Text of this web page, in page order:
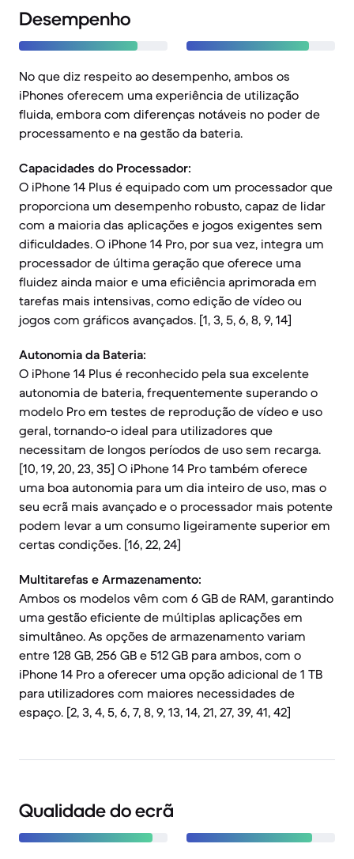
Desempenho
No que diz respeito ao desempenho, ambos os
iPhones oferecem uma experiência de utilização
fluida, embora com diferenças notáveis no poder de
processamento e na gestão da bateria.
Capacidades do Processador:
O iPhone 14 Plus é equipado com um processador que
proporciona um desempenho robusto, capaz de lidar
com a maioria das aplicações e jogos exigentes sem
dificuldades. O iPhone 14 Pro, por sua vez, integra um
processador de última geração que oferece uma
fluidez ainda maior e uma eficiência aprimorada em
tarefas mais intensivas, como edição de vídeo ou
jogos com gráficos avançados. [1, 3, 5, 6, 8, 9, 14]
Autonomia da Bateria:
O iPhone 14 Plus é reconhecido pela sua excelente
autonomia de bateria, frequentemente superando o
modelo Pro em testes de reprodução de vídeo e uso
geral, tornando-o ideal para utilizadores que
necessitam de longos períodos de uso sem recarga.
[10, 19, 20, 23, 35] O iPhone 14 Pro também oferece
uma boa autonomia para um dia inteiro de uso, mas o
seu ecrã mais avançado e o processador mais potente
podem levar a um consumo ligeiramente superior em
certas condições. [16, 22, 24]
Multitarefas e Armazenamento:
Ambos os modelos vêm com 6 GB de RAM, garantindo
uma gestão eficiente de múltiplas aplicações em
simultâneo. As opções de armazenamento variam
entre 128 GB, 256 GB e 512 GB para ambos, com o
iPhone 14 Pro a oferecer uma opção adicional de 1 TB
para utilizadores com maiores necessidades de
espaço. [2, 3, 4, 5, 6, 7, 8, 9, 13, 14, 21, 27, 39, 41, 42]
Qualidade do ecrã